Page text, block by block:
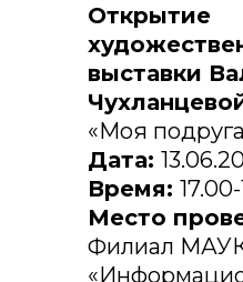
Открытие
выставки
«Моя
Дата:
Время:
Место
Филиал